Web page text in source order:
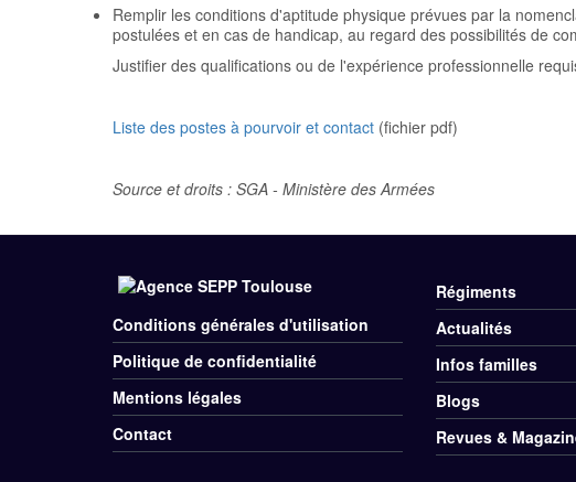
Remplir les conditions d'aptitude physique prévues par la
postulées et en cas de handicap, au regard des possibilités de
Justifier des qualifications ou de l'expérience professionnelle
Liste des postes à pourvoir et contact (fichier pdf)
Source et droits : SGA - Ministère des Armées
Menu
Rubriques
Pied
Conditions générales d'utilisation
Politique de confidentialité
Mentions légales
Contact
Menu
Divers
Pied
de
Régiments
Actualités
Infos familles
Blogs
Revues &